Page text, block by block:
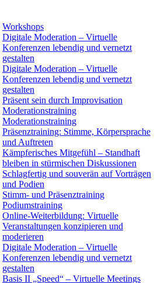
Workshops
Digitale Moderation – Virtuelle
Konferenzen lebendig und vernetzt
gestalten
Digitale Moderation – Virtuelle
Konferenzen lebendig und vernetzt
gestalten
Präsent sein durch Improvisation
Moderationstraining
Moderationstraining
Präsenztraining: Stimme, Körpersprache
und Auftreten
Kämpferisches Mitgefühl – Standhaft
bleiben in stürmischen Diskussionen
Schlagfertig und souverän auf Vorträgen
und Podien
Stimm- und Präsenztraining
Podiumstraining
Online-Weiterbildung: Virtuelle
Veranstaltungen konzipieren und
moderieren
Digitale Moderation – Virtuelle
Konferenzen lebendig und vernetzt
gestalten
Basis II „Speed“ – Virtuelle Meetings